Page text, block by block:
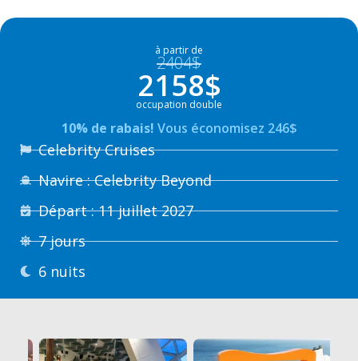
à partir de
2404$
2158$
occupation double
10% de rabais! Vous économisez 246$
Celebrity Cruises
Navire : Celebrity Beyond
Départ : 11 juillet 2027
7 jours
6 nuits